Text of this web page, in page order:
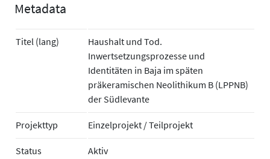
Metadata
Titel (lang)
Haushalt und Tod.
Inwertsetzungsprozesse und
Identitäten in Baja im späten
präkeramischen Neolithikum B (LPPNB)
der Südlevante
Projekttyp Einzelprojekt / Teilprojekt
Status Aktiv